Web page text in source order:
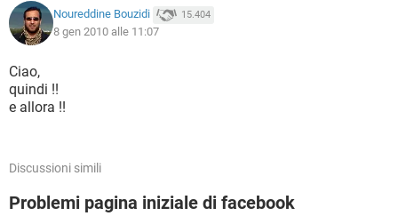
Noureddine Bouzidi 15.404
8 gen 2010 alle 11:07
Ciao,
quindi !!
e allora !!
Discussioni simili
Problemi pagina iniziale di facebook